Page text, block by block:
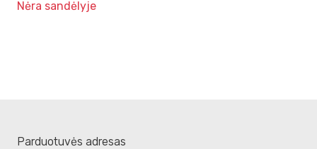
Nėra sandėlyje
Parduotuvės adresas